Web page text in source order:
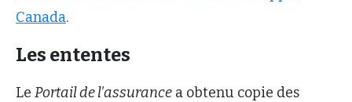
Canada.
Les ententes
Le Portail de l'assurance a obtenu copie des